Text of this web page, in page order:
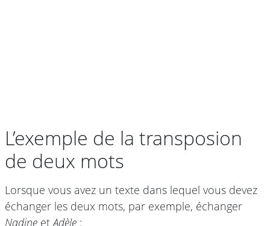
L’exemple de la transposion
de deux mots
Lorsque vous avez un texte dans lequel vous devez
échanger les deux mots, par exemple, échanger
Nadine etAdèle :